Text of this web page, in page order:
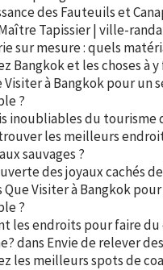
des Fauteuils et
Tapissier | ville-
sur mesure : quels
Bangkok et les choses à
Visiter à Bangkok pour un
?
inoubliables du tourisme
les meilleurs
sauvages ?
des joyaux cachés
Que Visiter à Bangkok
?
les endroits pour faire du
dans Envie de relever
les meilleurs spots de